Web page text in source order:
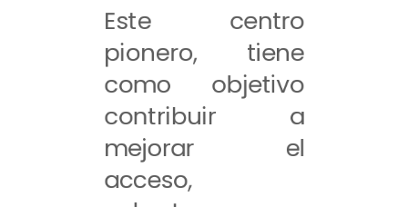
Este centro
pionero, tiene
como objetivo
contribuir a
mejorar el
acceso,